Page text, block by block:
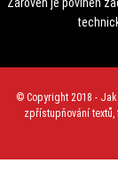
© Copyright 2018 -
zpřístupňování